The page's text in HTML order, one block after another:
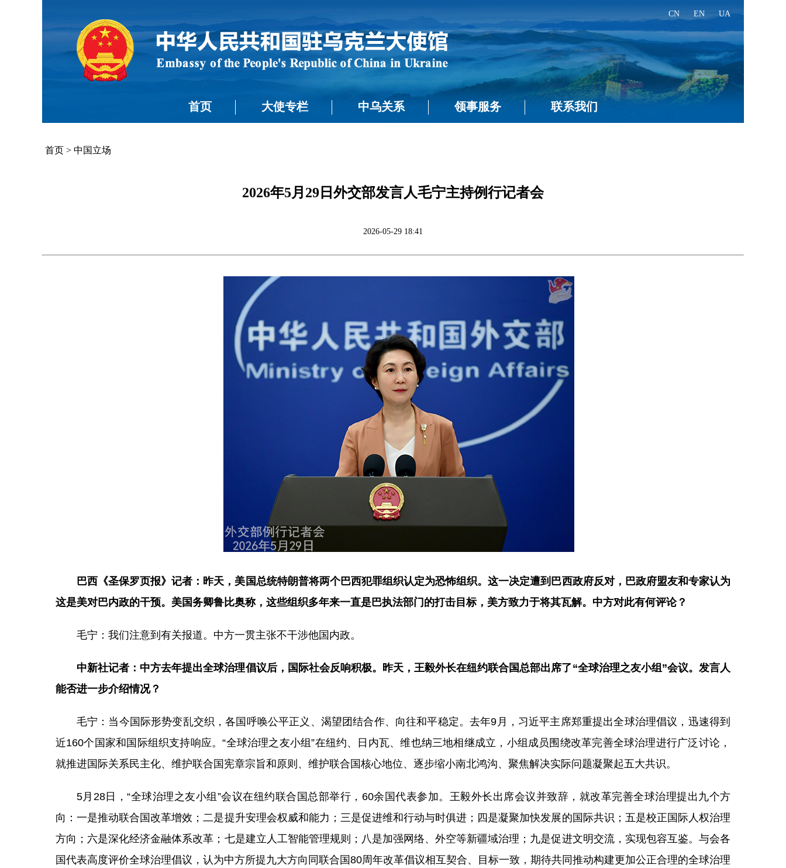
CN EN UA
首页 大使专栏 中乌关系 领事服务 联系我们
首页 > 中国立场
2026年5月29日外交部发言人毛宁主持例行记者会
2026-05-29 18:41
巴西《圣保罗页报》记者：昨天，美国总统特朗普将两个巴西犯罪组织认定为恐怖组织。这一决定遭到巴西政府反对，巴政府盟友和专家认为
这是美对巴内政的干预。美国务卿鲁比奥称，这些组织多年来一直是巴执法部门的打击目标，美方致力于将其瓦解。中方对此有何评论？
毛宁：我们注意到有关报道。中方一贯主张不干涉他国内政。
中新社记者：中方去年提出全球治理倡议后，国际社会反响积极。昨天，王毅外长在纽约联合国总部出席了“全球治理之友小组”会议。发言人
能否进一步介绍情况？
毛宁：当今国际形势变乱交织，各国呼唤公平正义、渴望团结合作、向往和平稳定。去年9月，习近平主席郑重提出全球治理倡议，迅速得到
近160个国家和国际组织支持响应。“全球治理之友小组”在纽约、日内瓦、维也纳三地相继成立，小组成员围绕改革完善全球治理进行广泛讨论，
就推进国际关系民主化、维护联合国宪章宗旨和原则、维护联合国核心地位、逐步缩小南北鸿沟、聚焦解决实际问题凝聚起五大共识。
5月28日，“全球治理之友小组”会议在纽约联合国总部举行，60余国代表参加。王毅外长出席会议并致辞，就改革完善全球治理提出九个方
向：一是推动联合国改革增效；二是提升安理会权威和能力；三是促进维和行动与时俱进；四是凝聚加快发展的国际共识；五是校正国际人权治理
方向；六是深化经济金融体系改革；七是建立人工智能管理规则；八是加强网络、外空等新疆域治理；九是促进文明交流，实现包容互鉴。与会各
国代表高度评价全球治理倡议，认为中方所提九大方向同联合国80周年改革倡议相互契合、目标一致，期待共同推动构建更加公正合理的全球治理